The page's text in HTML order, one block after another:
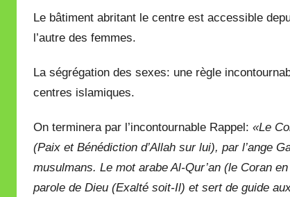
Le bâtiment abritant le centre est accessible
l’autre des femmes.
La ségrégation des sexes: une règle
centres islamiques.
On terminera par l’incontournable Rappel: «Le
(Paix et Bénédiction d’Allah sur lui), par l’ange
musulmans. Le mot arabe Al-Qur’an (le Coran
parole de Dieu (Exalté soit-Il) et sert de guide